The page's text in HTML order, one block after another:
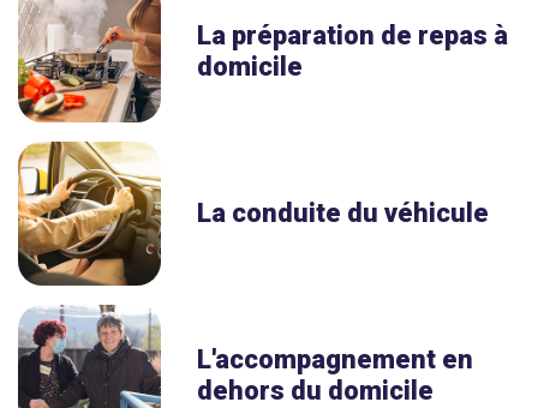
La préparation de repas à
domicile
La conduite du véhicule
L'accompagnement en
dehors du domicile